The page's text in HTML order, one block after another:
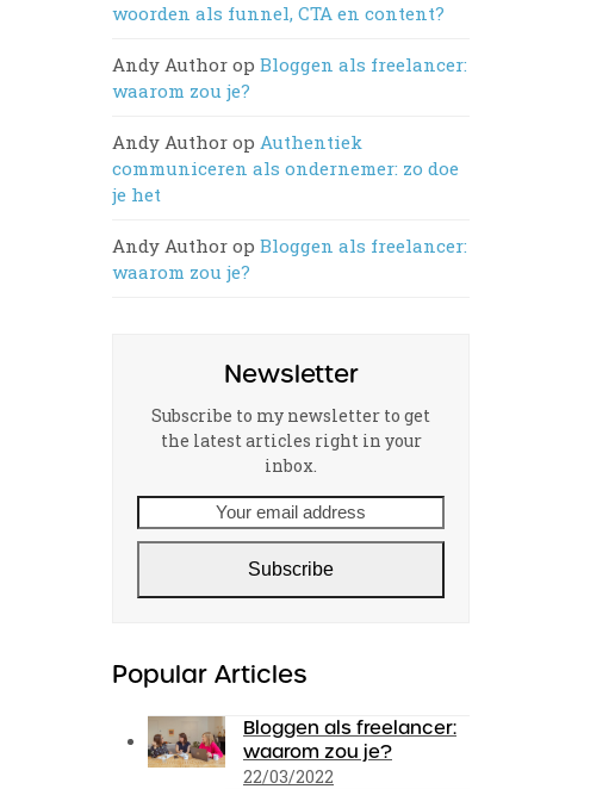
woorden als funnel, CTA en content?
Andy Author op Bloggen als freelancer:
waarom zou je?
Andy Author op Authentiek
communiceren als ondernemer: zo doe
je het
Andy Author op Bloggen als freelancer:
waarom zou je?
Newsletter
Subscribe to my newsletter to get
the latest articles right in your
inbox.
email
Subscribe
Popular Articles
Bloggen als freelancer:
waarom zou je?
22/03/2022